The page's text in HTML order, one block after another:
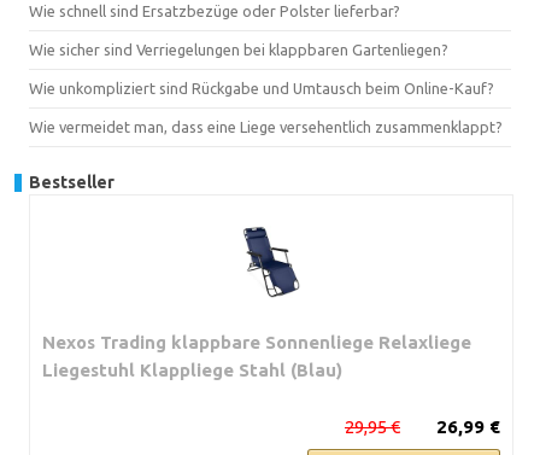
Wie schnell sind Ersatzbezüge oder Polster lieferbar?
Wie sicher sind Verriegelungen bei klappbaren Gartenliegen?
Wie unkompliziert sind Rückgabe und Umtausch beim Online-Kauf?
Wie vermeidet man, dass eine Liege versehentlich zusammenklappt?
Bestseller
Nexos Trading klappbare Sonnenliege Relaxliege
Liegestuhl Klappliege Stahl (Blau)
26,99 €
29,95 €